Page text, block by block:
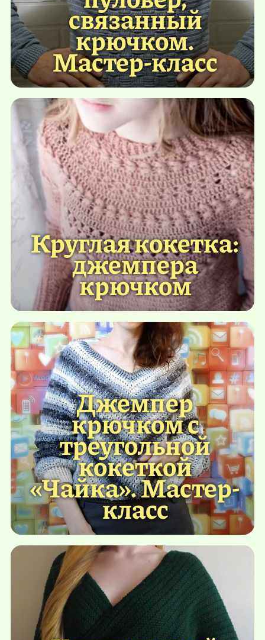
связанный
крючком.
Мастер-класс
Круглая кокетка:
джемпера
крючком
Джемпер
крючком с
треугольной
кокеткой
«Чайка». Мастер-
класс